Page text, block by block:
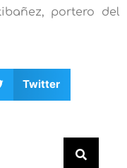
portero del
Twitter